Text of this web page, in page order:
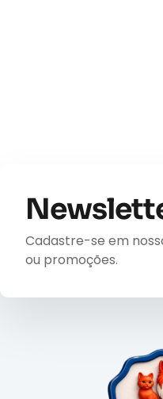
Cadastre-se em
ou promoções.